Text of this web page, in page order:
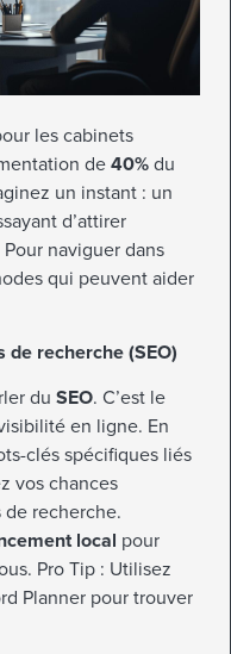
les cabinets
de 40% du
un instant : un
d’attirer
naviguer dans
qui peuvent aider
recherche (SEO)
du SEO. C’est le
en ligne. En
clés spécifiques liés
vos chances
de recherche.
local pour
Pro Tip : Utilisez
Planner pour trouver